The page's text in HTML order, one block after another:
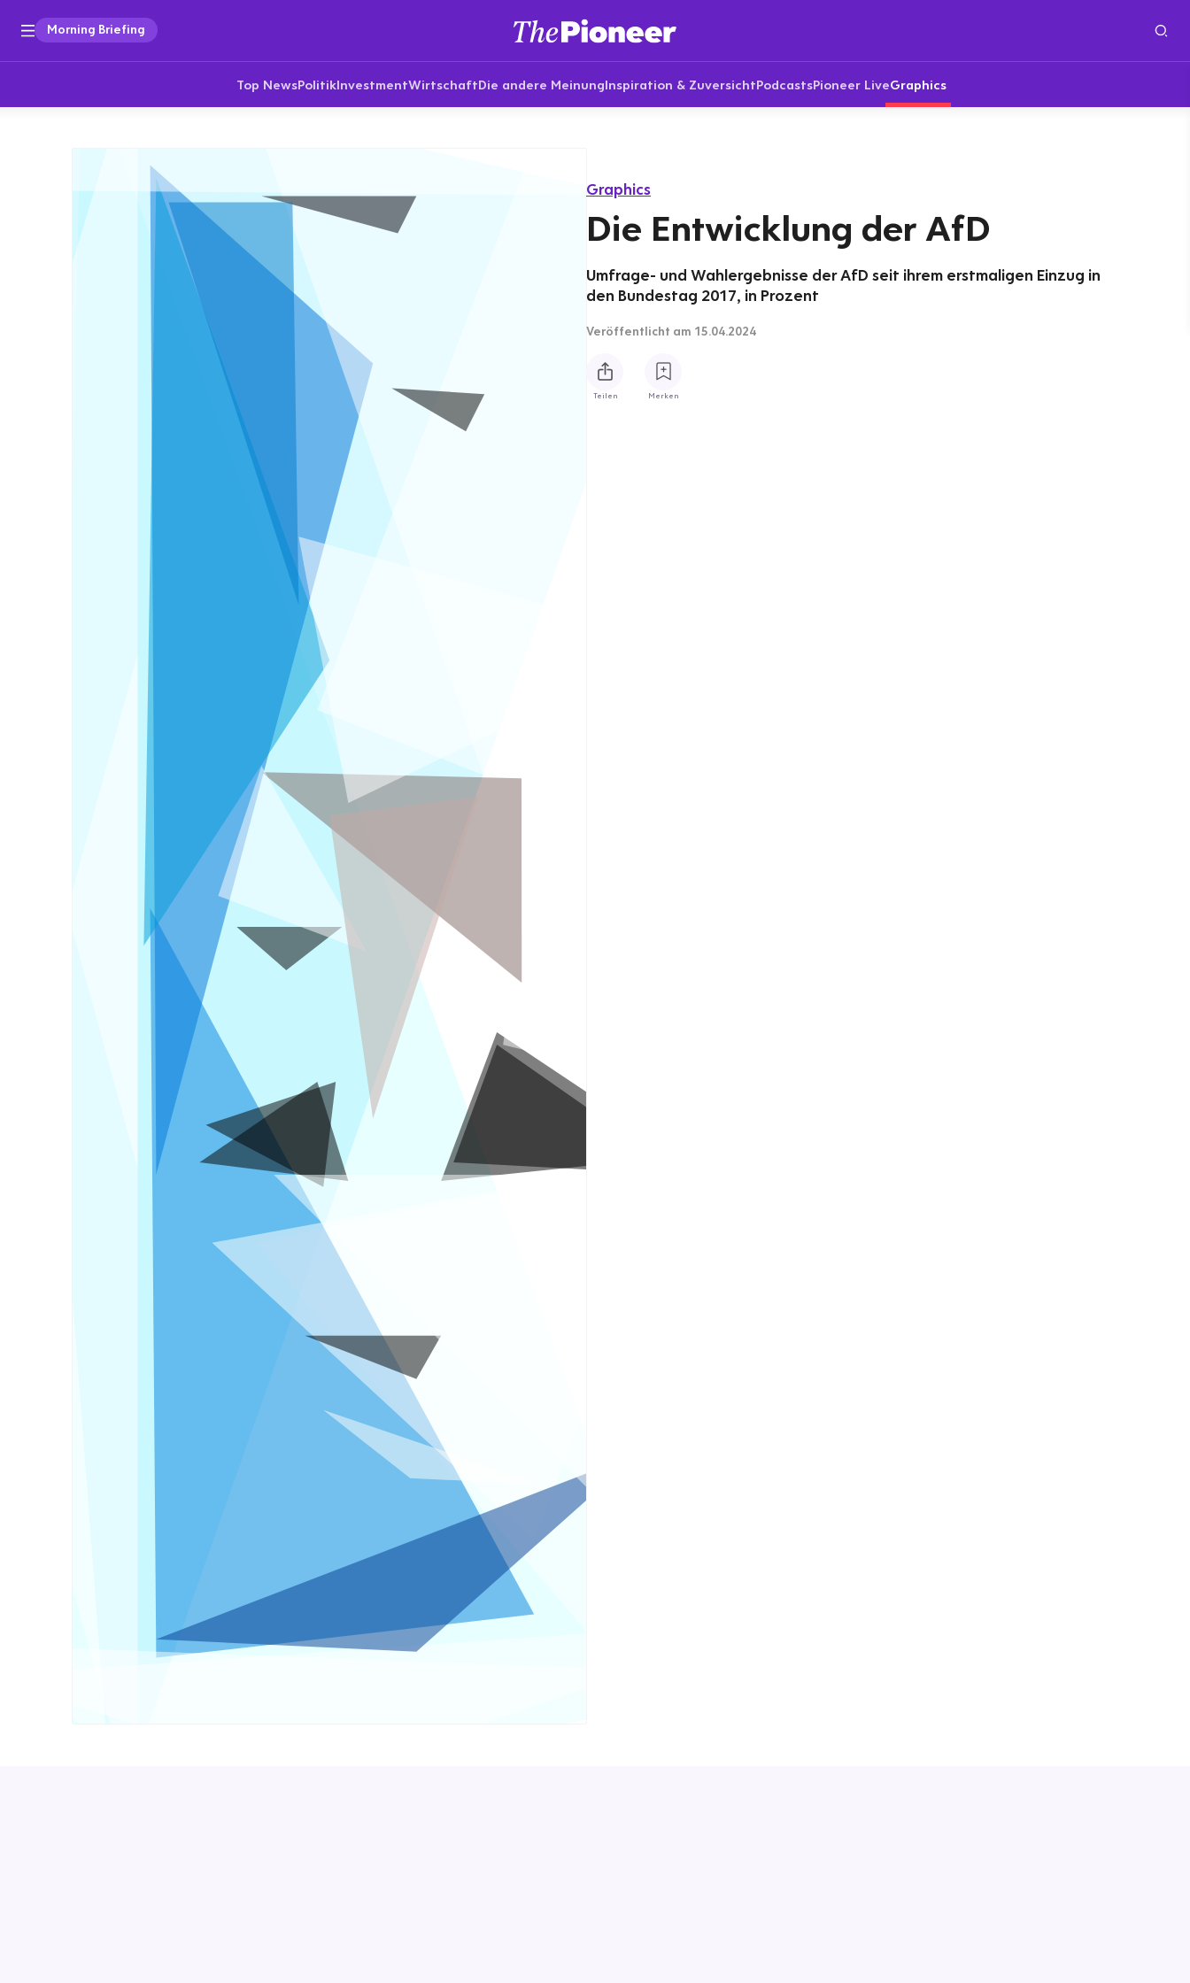
Morning Briefing
Top NewsPolitikInvestmentWirtschaftDie andere MeinungInspiration & ZuversichtPodcastsPioneer LiveGraphics
Graphics
Die Entwicklung der AfD
Umfrage- und Wahlergebnisse der AfD seit ihrem erstmaligen Einzug in
den Bundestag 2017, in Prozent
Veröffentlicht am 15.04.2024
Teilen Merken